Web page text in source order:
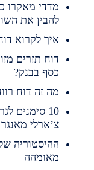
מאקרו כלכלה:
את השוק באמת
לקרוא דוח מאזן
תזרים מזומנים:
בבנק?
זה דוח רווח והפסד
10 סימנים לגרסה
מאנגר
של וורן